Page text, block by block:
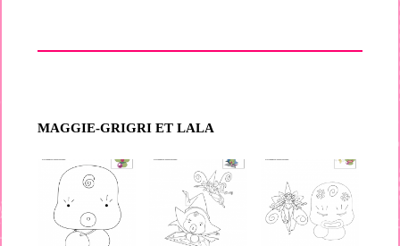
MAGGIE-GRIGRI ET LALA